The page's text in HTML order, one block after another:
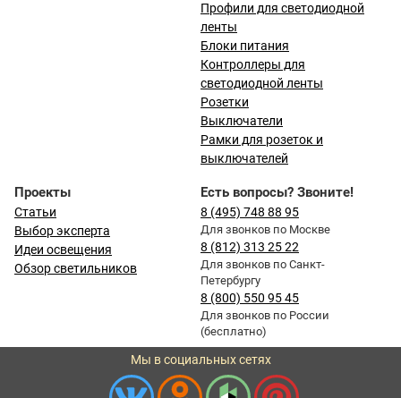
Профили для светодиодной
ленты
Блоки питания
Контроллеры для
светодиодной ленты
Розетки
Выключатели
Рамки для розеток и
выключателей
Проекты
Статьи
Выбор эксперта
Идеи освещения
Обзор светильников
Есть вопросы? Звоните!
8 (495) 748 88 95
Для звонков по Москве
8 (812) 313 25 22
Для звонков по Санкт-
Петербургу
8 (800) 550 95 45
Для звонков по России
(бесплатно)
Мы в социальных сетях